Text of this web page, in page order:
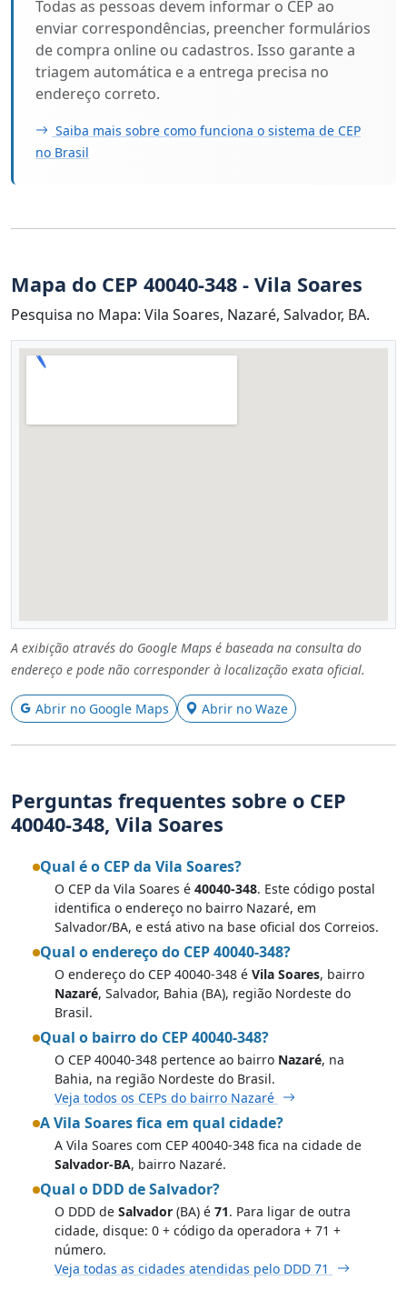
Todas as pessoas devem informar o CEP ao
enviar correspondências, preencher formulários
de compra online ou cadastros. Isso garante a
triagem automática e a entrega precisa no
endereço correto.
Saiba mais sobre como funciona o sistema de CEP
no Brasil
Mapa do CEP 40040-348 - Vila Soares
Pesquisa no Mapa: Vila Soares, Nazaré, Salvador, BA.
A exibição através do Google Maps é baseada na consulta do
endereço e pode não corresponder à localização exata oficial.
Abrir no Google Maps Abrir no Waze
Perguntas frequentes sobre o CEP
40040-348, Vila Soares
Qual é o CEP da Vila Soares?
O CEP da Vila Soares é 40040-348. Este código postal
identifica o endereço no bairro Nazaré, em
Salvador/BA, e está ativo na base oficial dos Correios.
Qual o endereço do CEP 40040-348?
O endereço do CEP 40040-348 é Vila Soares, bairro
Nazaré, Salvador, Bahia (BA), região Nordeste do
Brasil.
Qual o bairro do CEP 40040-348?
O CEP 40040-348 pertence ao bairro Nazaré, na
Bahia, na região Nordeste do Brasil.
Veja todos os CEPs do bairro Nazaré
A Vila Soares fica em qual cidade?
A Vila Soares com CEP 40040-348 fica na cidade de
Salvador-BA, bairro Nazaré.
Qual o DDD de Salvador?
O DDD de Salvador (BA) é 71. Para ligar de outra
cidade, disque: 0 + código da operadora + 71 +
número.
Veja todas as cidades atendidas pelo DDD 71